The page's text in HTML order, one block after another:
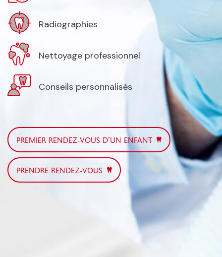
Radiographies
Nettoyage professionnel
Conseils personnalisés
PREMIER RENDEZ-VOUS D’UN ENFANT
PRENDRE RENDEZ-VOUS